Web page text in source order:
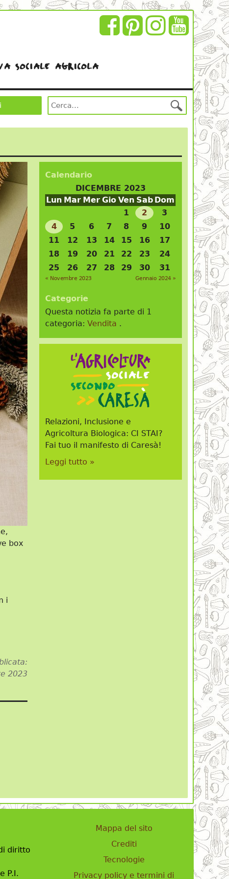
sociale agricola
box
i
2023
Calendario
DICEMBRE 2023
Lun Mar Mer Gio Ven Sab Dom
1
2
3
4
5 6 7 8 9
10
11
12 13 14 15 16
17
18
19 20 21 22 23
24
25
26 27 28 29 30 31
« Novembre 2023 Gennaio 2024 »
Categorie
Questa notizia fa parte di 1
categoria:Vendita .
Relazioni, Inclusione e
Agricoltura Biologica: CI STAI?
Fai tuo il manifesto di Caresà!
Leggi tutto »
diritto
P.I.
Mappa del sito
Crediti
Tecnologie
Privacy policy e termini di